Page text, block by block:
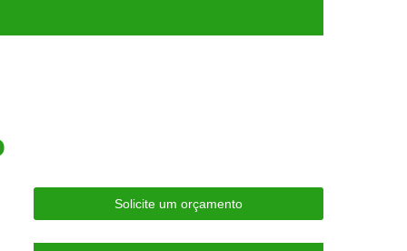
para Silvestres
para Animais Silvestres
Solicite um orçamento